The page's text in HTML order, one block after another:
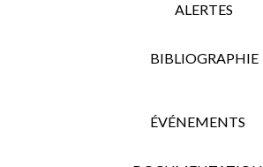
ALERTES
BIBLIOGRAPHIE
ÉVÉNEMENTS